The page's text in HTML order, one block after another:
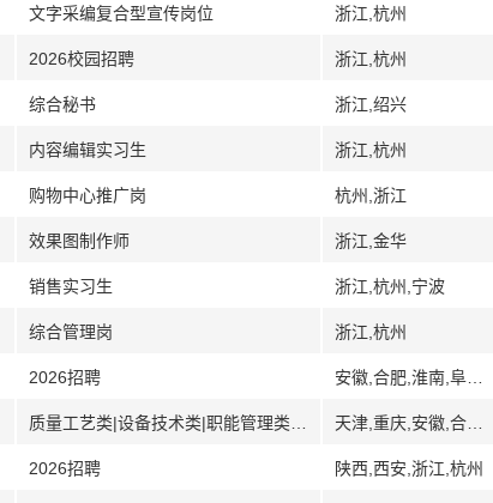
文字采编复合型宣传岗位 浙江,杭州
2026校园招聘 浙江,杭州
综合秘书 浙江,绍兴
内容编辑实习生 浙江,杭州
购物中心推广岗 杭州,浙江
效果图制作师 浙江,金华
销售实习生 浙江,杭州,宁波
综合管理岗 浙江,杭州
2026招聘
2026招聘 陕西,西安,浙江,杭州